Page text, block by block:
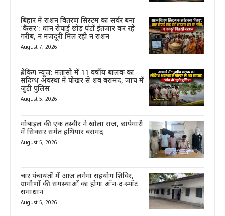
बिहार में राशन वितरण सिस्टम का सर्वर बना
‘कैंसर’: धान रोपाई छोड़ घंटों इंतजार कर रहे
गरीब, न मजदूरी मिल रही न राशन
August 7, 2026
ब्रेकिंग न्यूज़: मतासो में 11 वर्षीय बालक का
संदिग्ध अवस्था में पोखर से शव बरामद, जांच में
जुटी पुलिस
August 5, 2026
मोबाइल की एक तस्वीर ने खोला राज, छापेमारी
में सिक्सर समेत हथियार बरामद
August 5, 2026
चार पंचायतों में आज लगेगा सहयोग शिविर,
ग्रामीणों की समस्याओं का होगा ऑन-द-स्पॉट
समाधान
August 5, 2026